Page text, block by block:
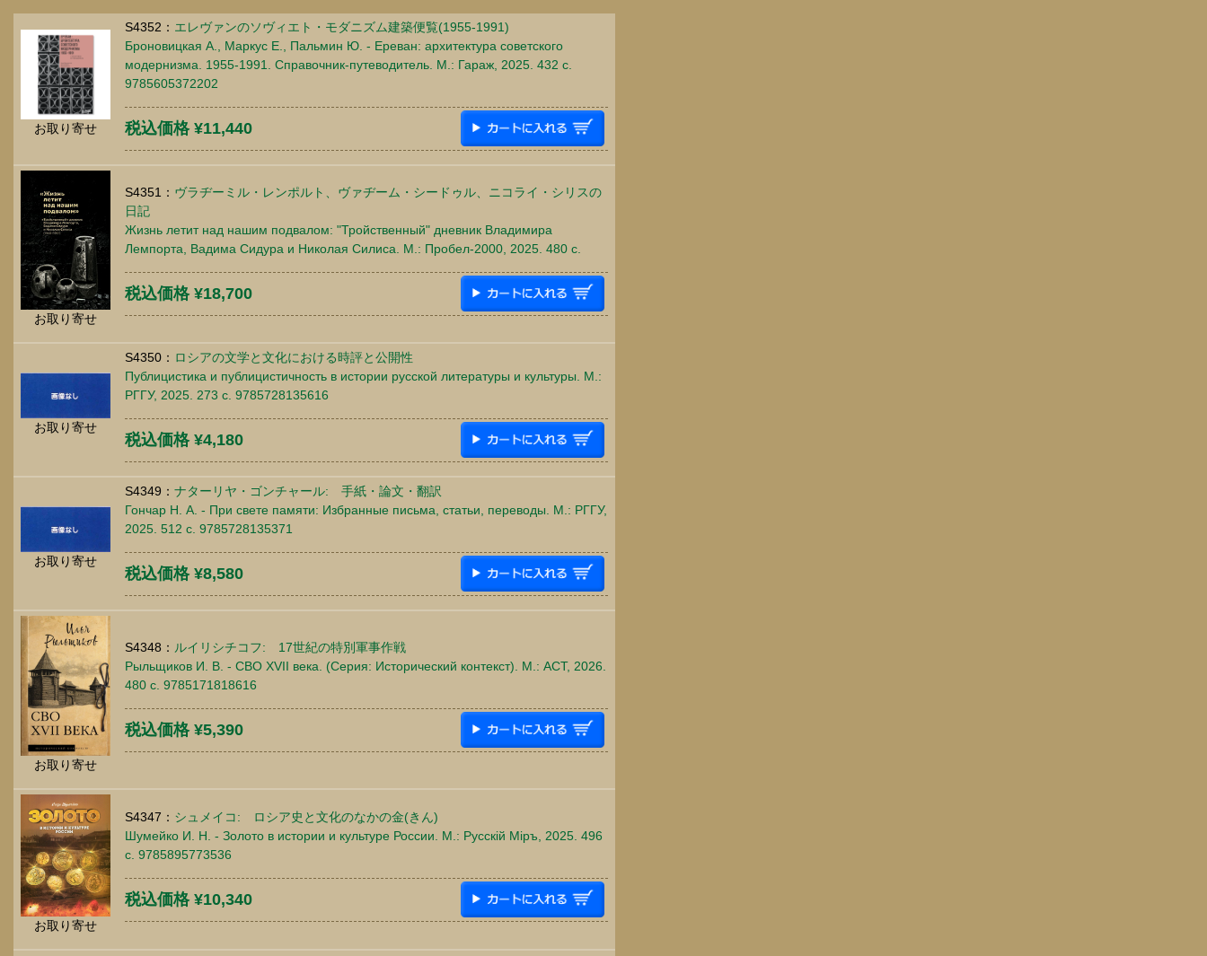
お取り寄せ
S4352： エレヴァンのソヴィエト・モダニズム建築便覧(1955-1991)
Броновицкая А., Маркус Е., Пальмин Ю. - Ереван: архитектура советского
модернизма. 1955-1991. Справочник-путеводитель. М.: Гараж, 2025. 432 c.
9785605372202
税込価格 ¥11,440
お取り寄せ
S4351： ヴラヂーミル・レンポルト、ヴァヂーム・シードゥル、ニコライ・シリスの
日記
Жизнь летит над нашим подвалом: "Тройственный" дневник Владимира
Лемпорта, Вадима Сидура и Николая Силиса. М.: Пробел-2000, 2025. 480 c.
税込価格 ¥18,700
お取り寄せ
S4350： ロシアの文学と文化における時評と公開性
Публицистика и публицистичность в истории русской литературы и культуры. М.:
РГГУ, 2025. 273 c. 9785728135616
税込価格 ¥4,180
お取り寄せ
S4349： ナターリヤ・ゴンチャール: 手紙・論文・翻訳
Гончар Н. А. - При свете памяти: Избранные письма, статьи, переводы. М.: РГГУ,
2025. 512 c. 9785728135371
税込価格 ¥8,580
お取り寄せ
S4348： ルイリシチコフ: 17世紀の特別軍事作戦
Рыльщиков И. В. - СВО XVII века. (Серия: Исторический контекст). М.: АСТ, 2026.
480 c. 9785171818616
税込価格 ¥5,390
お取り寄せ
S4347： シュメイコ: ロシア史と文化のなかの金(きん)
Шумейко И. Н. - Золото в истории и культуре России. М.: Русскiй Мiръ, 2025. 496
c. 9785895773536
税込価格 ¥10,340